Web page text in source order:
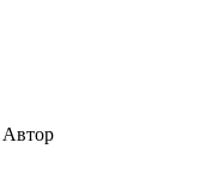
Автор